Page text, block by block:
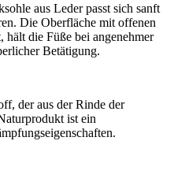
aus Leder passt sich sanft
Die Oberfläche mit offenen
hält die Füße bei angenehmer
Betätigung.
der aus der Rinde der
ist ein